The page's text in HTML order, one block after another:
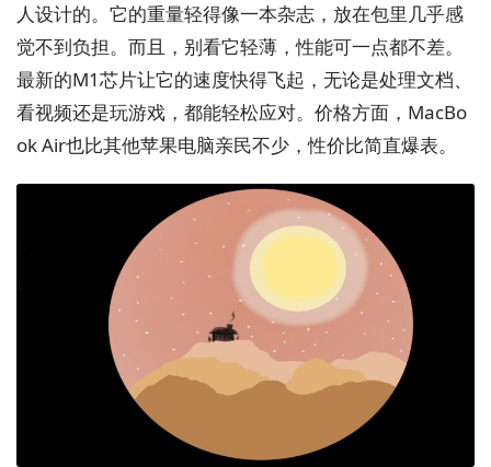
人设计的。它的重量轻得像一本杂志，放在包里几乎感
觉不到负担。而且，别看它轻薄，性能可一点都不差。
最新的M1芯片让它的速度快得飞起，无论是处理文档、
看视频还是玩游戏，都能轻松应对。价格方面，MacBo
ok Air也比其他苹果电脑亲民不少，性价比简直爆表。